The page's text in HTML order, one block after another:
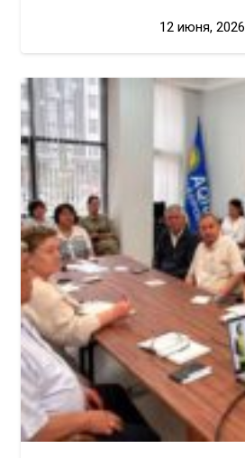
12 июня, 2026